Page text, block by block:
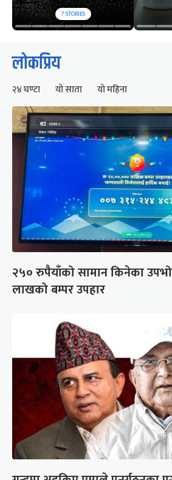
7STORIES
लोकप्रिय
२४ घण्टा यो साता यो महिना
२५० रुपैयाँको सामान किनेका
लाखको बम्पर उपहार